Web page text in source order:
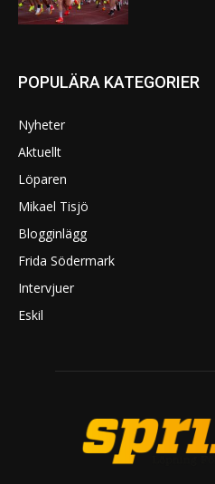
POPULÄRA KATEGORIER
Nyheter
Aktuellt
Löparen
Mikael Tisjö
Blogginlägg
Frida Södermark
Intervjuer
Eskil